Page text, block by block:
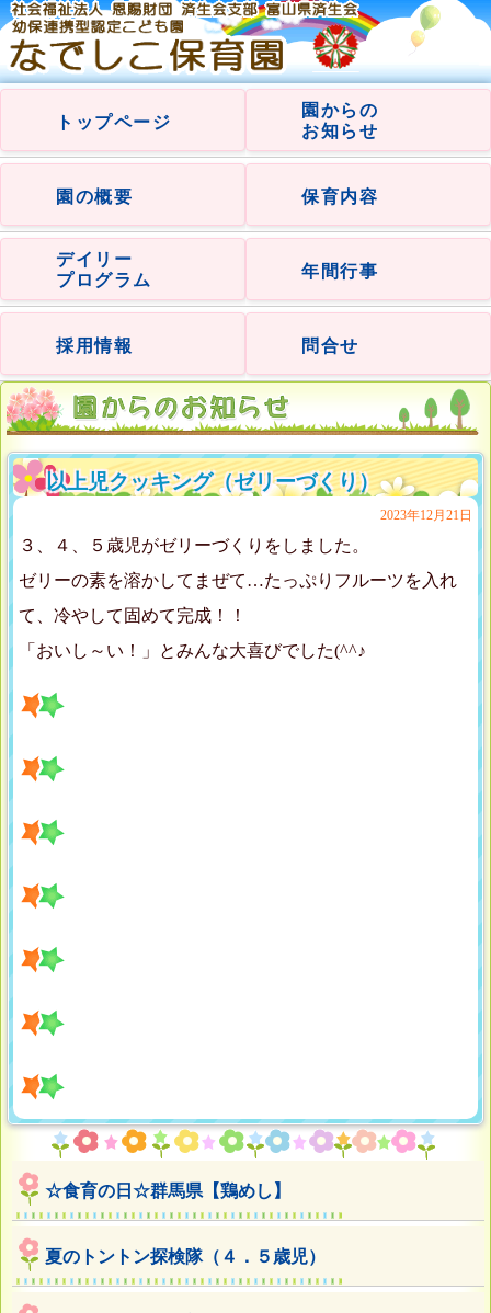
トップページ
園からの
お知らせ
園の概要 保育内容
デイリー
プログラム
年間行事
採用情報 問合せ
以上児クッキング（ゼリーづくり）
2023年12月21日
３、４、５歳児がゼリーづくりをしました。
ゼリーの素を溶かしてまぜて…たっぷりフルーツを入れ
て、冷やして固めて完成！！
「おいし～い！」とみんな大喜びでした(^^♪
☆食育の日☆群馬県【鶏めし】
夏のトントン探検隊（４．５歳児）